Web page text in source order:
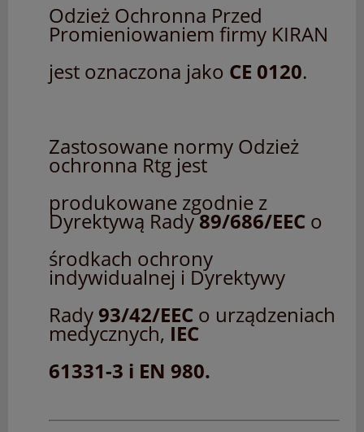
Odzież Ochronna Przed
Promieniowaniem firmy KIRAN
jest oznaczona jako CE 0120.
Zastosowane normy Odzież
ochronna Rtg jest
produkowane zgodnie z
Dyrektywą Rady89/686/EEC o
środkach ochrony
indywidualnej i Dyrektywy
Rady93/42/EEC o urządzeniach
medycznych, IEC
61331-3 i EN 980.